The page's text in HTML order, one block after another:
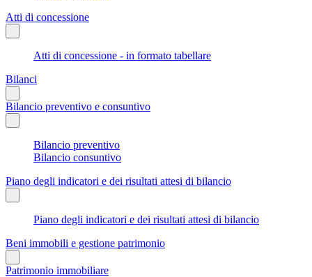
Atti di concessione
Atti di concessione - in formato tabellare
Bilanci
Bilancio preventivo e consuntivo
Bilancio preventivo
Bilancio consuntivo
Piano degli indicatori e dei risultati attesi di bilancio
Piano degli indicatori e dei risultati attesi di bilancio
Beni immobili e gestione patrimonio
Patrimonio immobiliare